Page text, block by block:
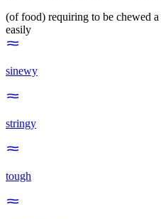
(of food) requiring to be chewed
easily
sinewy
stringy
tough